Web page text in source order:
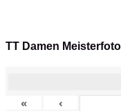
TT Damen
« ‹